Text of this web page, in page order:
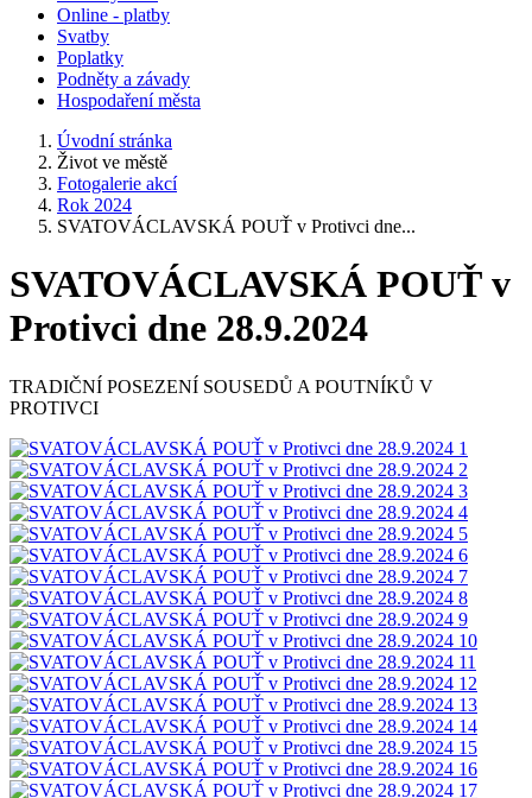
Online - platby
Svatby
Poplatky
Podněty a závady
Hospodaření města
Úvodní stránka
Život ve městě
Fotogalerie akcí
Rok 2024
SVATOVÁCLAVSKÁ POUŤ v Protivci dne...
SVATOVÁCLAVSKÁ POUŤ v
Protivci dne 28.9.2024
TRADIČNÍ POSEZENÍ SOUSEDŮ A POUTNÍKŮ V
PROTIVCI